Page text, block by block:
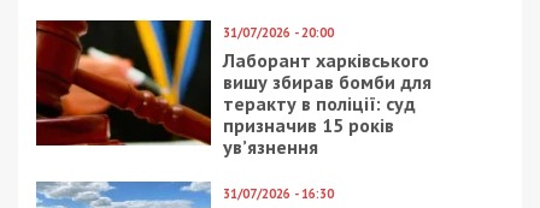
31/07/2026 - 20:00
Лаборант харківського
вишу збирав бомби для
теракту в поліції: суд
призначив 15 років
ув’язнення
31/07/2026 - 16:30